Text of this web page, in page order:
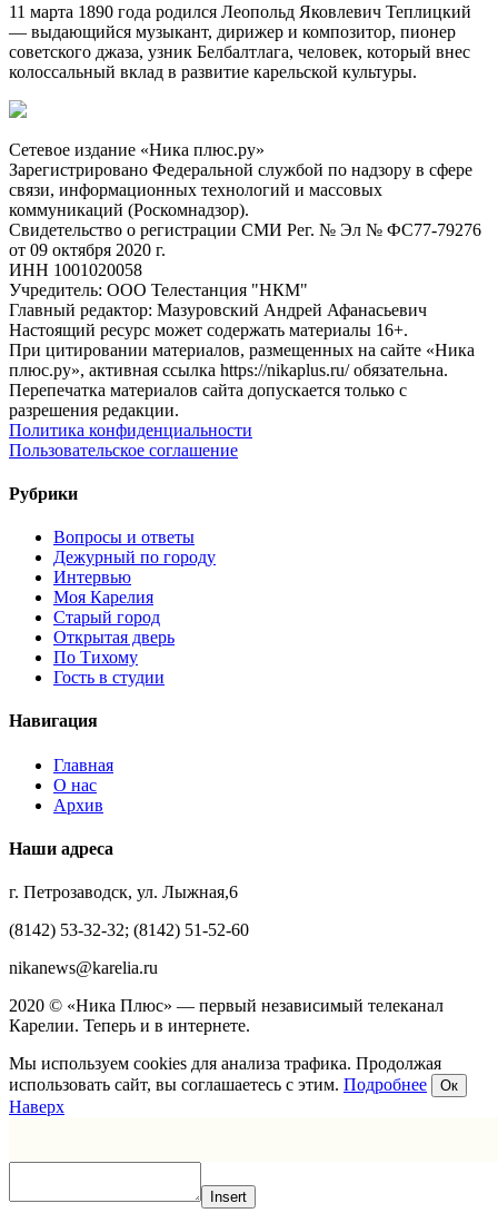
11 марта 1890 года родился Леопольд Яковлевич Теплицкий
— выдающийся музыкант, дирижер и композитор, пионер
советского джаза, узник Белбалтлага, человек, который внес
колоссальный вклад в развитие карельской культуры.
Сетевое издание «Ника плюс.ру»
Зарегистрировано Федеральной службой по надзору в сфере
связи, информационных технологий и массовых
коммуникаций (Роскомнадзор).
Свидетельство о регистрации СМИ Рег. № Эл № ФС77-79276
от 09 октября 2020 г.
ИНН 1001020058
Учредитель: ООО Телестанция "НКМ"
Главный редактор: Мазуровский Андрей Афанасьевич
Настоящий ресурс может содержать материалы 16+.
При цитировании материалов, размещенных на сайте «Ника
плюс.ру», активная ссылка https://nikaplus.ru/ обязательна.
Перепечатка материалов сайта допускается только с
разрешения редакции.
Политика конфиденциальности
Пользовательское соглашение
Рубрики
Вопросы и ответы
Дежурный по городу
Интервью
Моя Карелия
Старый город
Открытая дверь
По Тихому
Гость в студии
Навигация
Главная
О нас
Архив
Наши адреса
г. Петрозаводск, ул. Лыжная,6
(8142) 53-32-32; (8142) 51-52-60
nikanews@karelia.ru
2020 © «Ника Плюс» — первый независимый телеканал
Карелии. Теперь и в интернете.
Мы используем cookies для анализа трафика. Продолжая
использовать сайт, вы соглашаетесь с этим. Подробнее Ок
Наверх
Insert